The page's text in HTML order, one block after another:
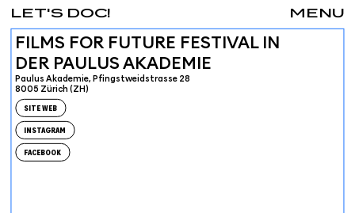
MENU
LET'S DOC!
FILMS FOR FUTURE FESTIVAL IN
DER PAULUS AKADEMIE
Paulus Akademie, Pfingstweidstrasse 28
8005 Zürich (ZH)
SITE WEB
INSTAGRAM
FACEBOOK